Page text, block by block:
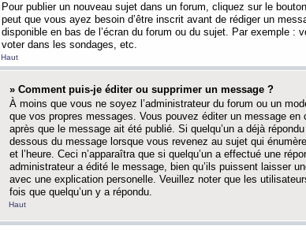
Pour publier un nouveau sujet dans un forum, cliquez sur le
peut que vous ayez besoin d’être inscrit avant de rédiger un
disponible en bas de l’écran du forum ou du sujet. Par exemple :
voter dans les sondages, etc.
Haut
» Comment puis-je éditer ou supprimer un message ?
À moins que vous ne soyez l’administrateur du forum ou un
que vos propres messages. Vous pouvez éditer un message
après que le message ait été publié. Si quelqu’un a déjà
dessous du message lorsque vous revenez au sujet qui
et l’heure. Ceci n’apparaîtra que si quelqu’un a effectué une
administrateur a édité le message, bien qu’ils puissent laisser
avec une explication personelle. Veuillez noter que les
fois que quelqu’un y a répondu.
Haut